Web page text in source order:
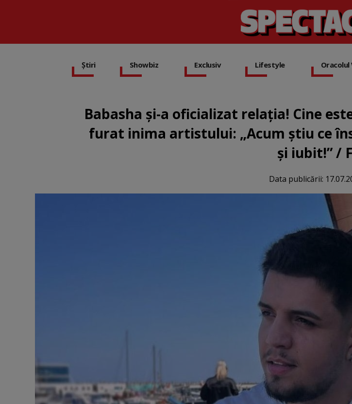
Știri Showbiz Exclusiv Lifestyle
Babasha și-a oficializat relația! Cine
furat inima artistului: „Acum știu ce
şi iubit!” /
Data publicării: